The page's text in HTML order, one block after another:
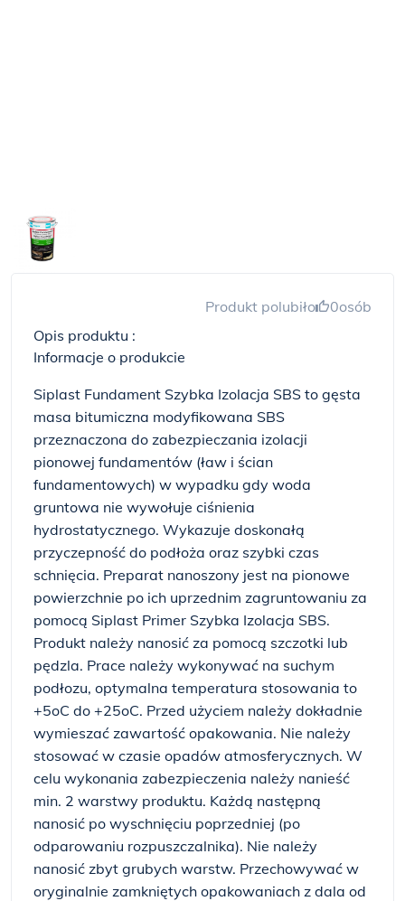
Produkt polubiło 0osób
Opis produktu :
Informacje o produkcie
Siplast Fundament Szybka Izolacja SBS to gęsta
masa bitumiczna modyfikowana SBS
przeznaczona do zabezpieczania izolacji
pionowej fundamentów (ław i ścian
fundamentowych) w wypadku gdy woda
gruntowa nie wywołuje ciśnienia
hydrostatycznego. Wykazuje doskonałą
przyczepność do podłoża oraz szybki czas
schnięcia. Preparat nanoszony jest na pionowe
powierzchnie po ich uprzednim zagruntowaniu za
pomocą Siplast Primer Szybka Izolacja SBS.
Produkt należy nanosić za pomocą szczotki lub
pędzla. Prace należy wykonywać na suchym
podłozu, optymalna temperatura stosowania to
+5oC do +25oC. Przed użyciem należy dokładnie
wymieszać zawartość opakowania. Nie należy
stosować w czasie opadów atmosferycznych. W
celu wykonania zabezpieczenia należy nanieść
min. 2 warstwy produktu. Każdą następną
nanosić po wyschnięciu poprzedniej (po
odparowaniu rozpuszczalnika). Nie należy
nanosić zbyt grubych warstw. Przechowywać w
oryginalnie zamkniętych opakowaniach z dala od